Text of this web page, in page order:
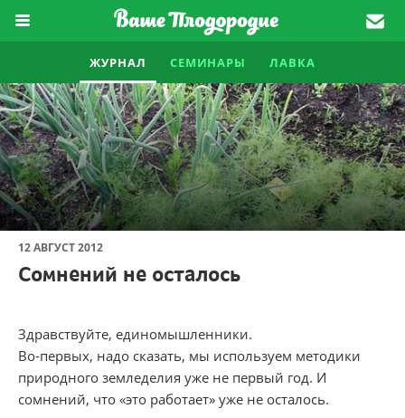
ЖУРНАЛ СЕМИНАРЫ ЛАВКА
12 АВГУСТ 2012
Сомнений не осталось
Здравствуйте, единомышленники.
Во-первых, надо сказать, мы используем методики
природного земледелия уже не первый год. И
сомнений, что «это работает» уже не осталось.